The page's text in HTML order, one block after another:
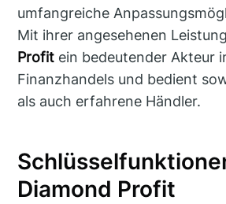
umfangreiche
Mit ihrer angesehenen
Profit ein bedeutender Akteur
Finanzhandels und bedient
als auch erfahrene Händler.
Diamond Profit